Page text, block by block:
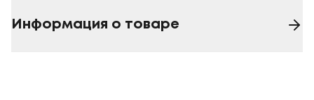
Информация о товаре